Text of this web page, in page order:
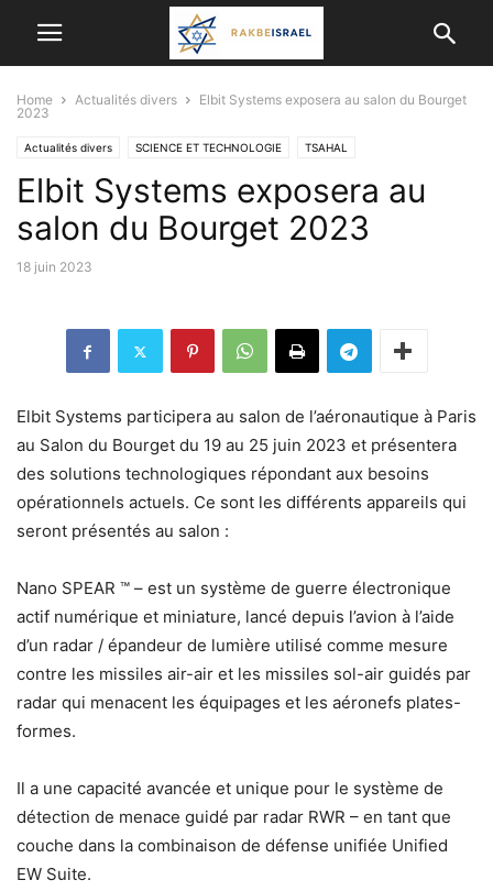
Home Actualités divers
Elbit Systems exposera au salon du Bourget
2023
Actualités divers SCIENCE ET TECHNOLOGIE TSAHAL
Elbit Systems exposera au
salon du Bourget 2023
18 juin 2023
Elbit Systems participera au salon de l’aéronautique à Paris
au Salon du Bourget du 19 au 25 juin 2023 et présentera
des solutions technologiques répondant aux besoins
opérationnels actuels. Ce sont les différents appareils qui
seront présentés au salon :
Nano SPEAR ™ – est un système de guerre électronique
actif numérique et miniature, lancé depuis l’avion à l’aide
d’un radar / épandeur de lumière utilisé comme mesure
contre les missiles air-air et les missiles sol-air guidés par
radar qui menacent les équipages et les aéronefs plates-
formes.
Il a une capacité avancée et unique pour le système de
détection de menace guidé par radar RWR – en tant que
couche dans la combinaison de défense unifiée Unified
EW Suite.